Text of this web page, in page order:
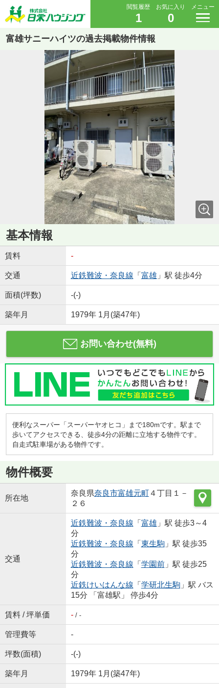
閲覧履歴
1
お気に入り
0
メニュー
富雄サニーハイツの過去掲載物件情報
基本情報
賃料 -
交通 近鉄難波・奈良線 「 富雄」駅 徒歩4分
面積(坪数) -(-)
築年月 1979年 1月(築47年)
お問い合わせ(無料)
便利なスーパー「スーパーヤオヒコ」まで180mです。駅まで
歩いてアクセスできる、徒歩4分の距離に立地する物件です。
自走式駐車場がある物件です。
物件概要
所在地
奈良県奈良市富雄元町４丁目１－
２６
交通
近鉄難波・奈良線 「 富雄」駅 徒歩3～4
分
近鉄難波・奈良線 「 東生駒」駅 徒歩35
分
近鉄難波・奈良線 「 学園前」駅 徒歩25
分
近鉄けいはんな線 「 学研北生駒」駅 バス
15分 「富雄駅」 停歩4分
賃料 / 坪単価 -/ -
管理費等 -
坪数(面積) -(-)
築年月 1979年 1月(築47年)